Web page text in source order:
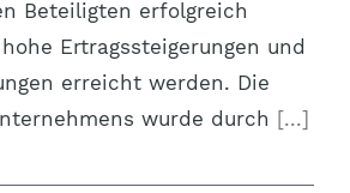
Beteiligten erfolgreich
Ertragssteigerungen und
erreicht werden. Die
wurde durch [...]